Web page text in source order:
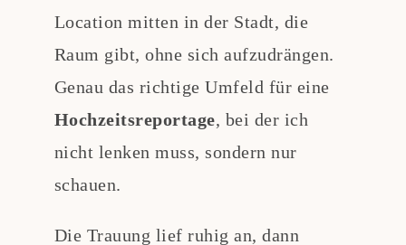
Location mitten in der Stadt, die
Raum gibt, ohne sich aufzudrängen.
Genau das richtige Umfeld für eine
Hochzeitsreportage, bei der ich
nicht lenken muss, sondern nur
schauen.
Die Trauung lief ruhig an, dann